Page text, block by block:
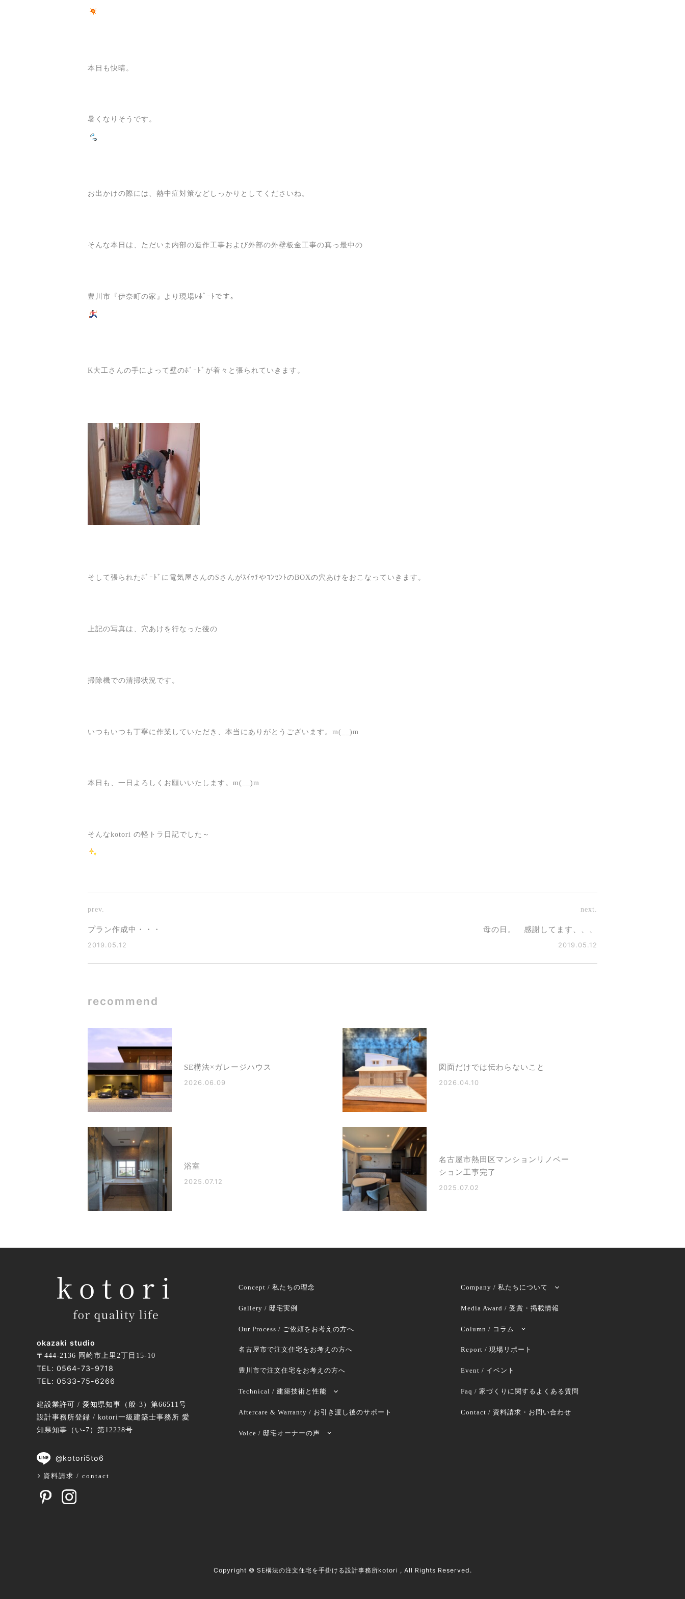
本日も快晴。
暑くなりそうです。
お出かけの際には、熱中症対策などしっかりとしてくださいね。
そんな本日は、ただいま内部の造作工事および外部の外壁板金工事の真っ最中の
豊川市『伊奈町の家』より現場ﾚﾎﾟｰﾄです。
K大工さんの手によって壁のﾎﾞｰﾄﾞが着々と張られていきます。
そして張られたﾎﾞｰﾄﾞに電気屋さんのSさんがｽｲｯﾁやｺﾝｾﾝﾄのBOXの穴あけをおこなっていきます。
上記の写真は、穴あけを行なった後の
掃除機での清掃状況です。
いつもいつも丁寧に作業していただき、本当にありがとうございます。m(__)m
本日も、一日よろしくお願いいたします。m(__)m
そんなkotori の軽トラ日記でした～
prev.
プラン作成中・・・
2019.05.12
next.
母の日。 感謝してます、、、
2019.05.12
recommend
SE構法×ガレージハウス
2026.06.09
図面だけでは伝わらないこと
2026.04.10
浴室
2025.07.12
名古屋市熱田区マンションリノベー
ション工事完了
2025.07.02
okazaki studio
〒444-2136 岡崎市上里2丁目15-10
TEL: 0564-73-9718
TEL: 0533-75-6266
建設業許可 / 愛知県知事（般-3）第66511号
設計事務所登録 / kotori一級建築士事務所 愛
知県知事（い-7）第12228号
@kotori5to6
資料請求 / contact
Concept / 私たちの理念
Gallery / 邸宅実例
Our Process / ご依頼をお考えの方へ
名古屋市で注文住宅をお考えの方へ
豊川市で注文住宅をお考えの方へ
Technical / 建築技術と性能
Aftercare & Warranty / お引き渡し後のサポート
Voice / 邸宅オーナーの声
Company / 私たちについて
Media Award / 受賞・掲載情報
Column / コラム
Report / 現場リポート
Event / イベント
Faq / 家づくりに関するよくある質問
Contact / 資料請求・お問い合わせ
Copyright © SE構法の注文住宅を手掛ける設計事務所kotori , All Rights Reserved.